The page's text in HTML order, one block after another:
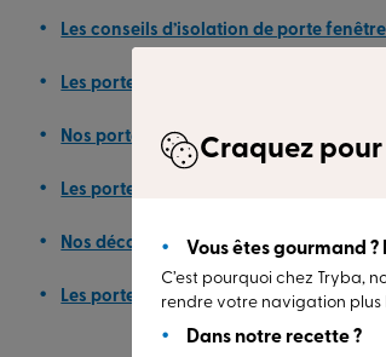
Les conseils d’isolation de porte fenêtre
Les portes d’entrée en bois
Nos portes sur mesure ou portes de style
Les portes contemporaines en
Nos décorations de porte
Les portes modernes
Craquez
Vous êtes gourmand ?
C’est pourquoi chez Tryba,
rendre votre navigation plus
Dans notre recette ?